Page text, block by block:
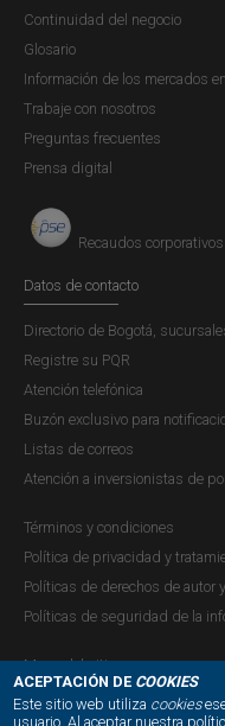
ACEPTACIÓN DE COOKIES
Este sitio web utiliza cookies
usuario. Al aceptar nuestra
Continuidad del negocio
Glosario
Información de los mercados
Trabaje con nosotros
Preguntas frecuentes
Prensa digital
Recaudos
Datos de contacto
Directorio de Bogotá,
Registre su PQR
Atención telefónica
Buzón exclusivo para
Listas de correos
Atención a inversionistas de
Términos y condiciones
Política de privacidad y
Políticas de derechos de autor
Políticas de seguridad de la
Mapa del sitio